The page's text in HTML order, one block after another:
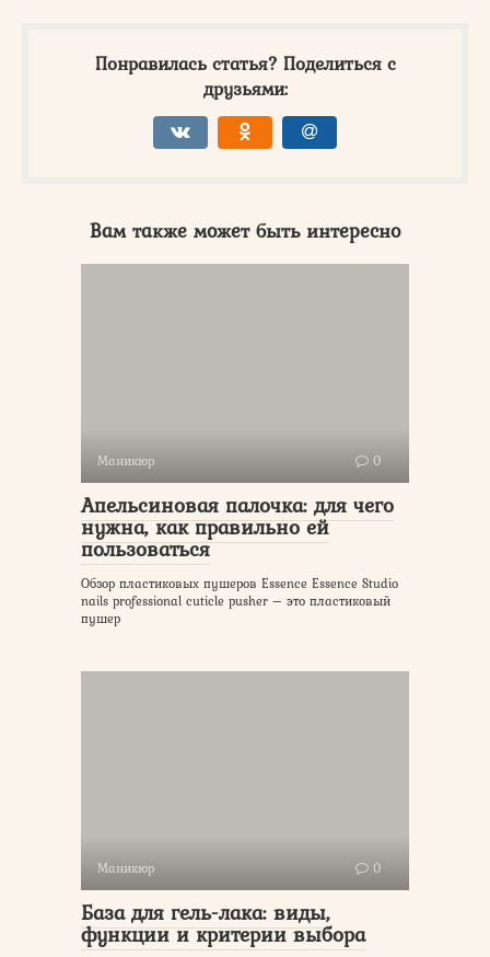
Понравилась статья? Поделиться с
друзьями:
Вам также может быть интересно
Маникюр 0
Апельсиновая палочка: для чего
нужна, как правильно ей
пользоваться
Обзор пластиковых пушеров Essence Essence Studio
nails professional cuticle pusher – это пластиковый
пушер
Маникюр 0
База для гель-лака: виды,
функции и критерии выбора